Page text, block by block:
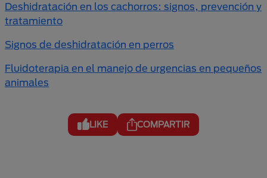
Deshidratación en los cachorros: signos, prevención y
tratamiento
Signos de deshidratación en perros
Fluidoterapia en el manejo de urgencias en pequeños
animales
LIKE COMPARTIR